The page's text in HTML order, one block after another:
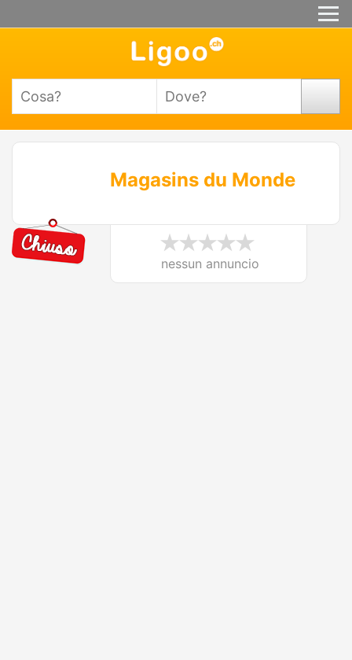
Magasins du Monde
nessun annuncio